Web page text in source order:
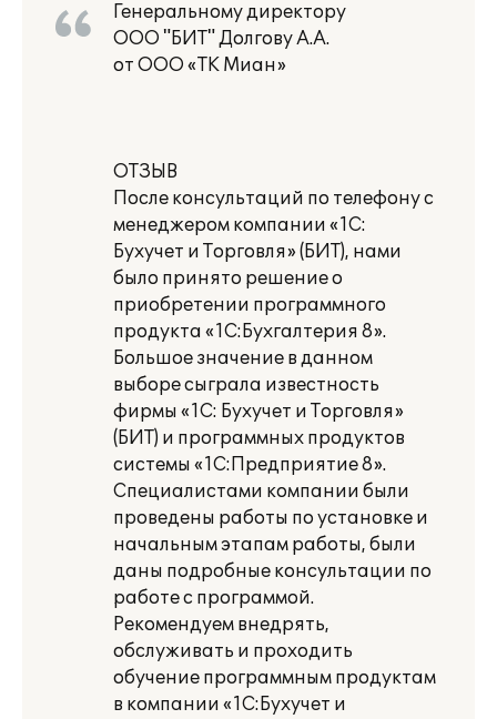
Генеральному директору
ООО "БИТ" Долгову А.А.
от ООО «ТК Миан»
ОТЗЫВ
После консультаций по телефону с
менеджером компании «1С:
Бухучет и Торговля» (БИТ), нами
было принято решение о
приобретении программного
продукта «1С:Бухгалтерия 8».
Большое значение в данном
выборе сыграла известность
фирмы «1С: Бухучет и Торговля»
(БИТ) и программных продуктов
системы «1С:Предприятие 8».
Специалистами компании были
проведены работы по установке и
начальным этапам работы, были
даны подробные консультации по
работе с программой.
Рекомендуем внедрять,
обслуживать и проходить
обучение программным продуктам
в компании «1С:Бухучет и